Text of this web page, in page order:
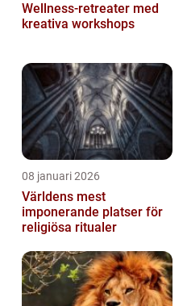
Wellness-retreater med
kreativa workshops
08 januari 2026
Världens mest
imponerande platser för
religiösa ritualer